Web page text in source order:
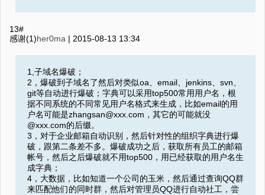
13#
感谢(1)her0ma | 2015-08-13 13:34
1,子域名爆破；
2，爆破到子域名了然后对类似oa、email、jenkins、svn、
git等自动进行爆破；字典可以采用top500常用用户名，根
据不同系统的不同常见用户名格式来生成，比如email的用
户名可能是zhangsan@xxx.com，其它的可能就没
@xxx.com的后缀。
3，对于企业邮箱自动识别，然后针对性的组织字典进行爆
破，跟第二条差不多。爆破成功之后，获取所有员工的邮箱
帐号，然后之后爆破就不用top500，用已经获取的用户名生
成字典；
4，大数据，比如知道一个公司的玉米，然后通过查询QQ群
来匹配他们的同时群，然后对管理员QQ进行自动社工，尝